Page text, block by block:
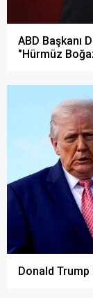
ABD Başkanı
"Hürmüz
Donald